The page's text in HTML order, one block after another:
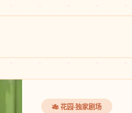
🎋 花园·独家剧场